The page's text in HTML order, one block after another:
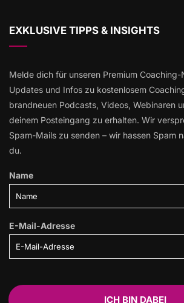
EXKLUSIVE TIPPS & INSIGHTS
Melde dich für unseren Premium
Updates und Infos zu kostenlosem
brandneuen Podcasts, Videos, Webinaren
deinem Posteingang zu erhalten. Wir
Spam-Mails zu senden – wir hassen Spam
du.
Name
E-Mail-Adresse